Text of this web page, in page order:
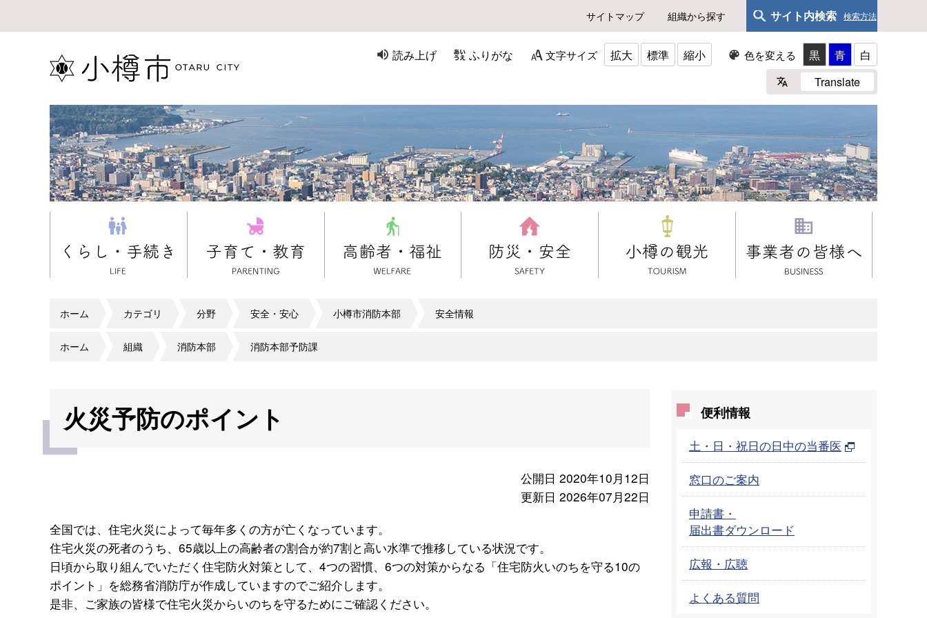
サイトマップ 組織から探す サイト内検索 検索方法
読み上げ ふりがな 文字サイズ 拡大 標準 縮小 色を変える 黒 青
白
Translate
ホーム カテゴリ 分野 安全・安心 小樽市消防本部 安全情報
ホーム 組織 消防本部 消防本部予防課
火災予防のポイント
公開日 2020年10月12日
更新日 2026年07月22日
全国では、住宅火災によって毎年多くの方が亡くなっています。
住宅火災の死者のうち、65歳以上の高齢者の割合が約7割と高い水準で推移している状況です。
日頃から取り組んでいただく住宅防火対策として、4つの習慣、6つの対策からなる「住宅防火いのちを守る10の
ポイント」を総務省消防庁が作成していますのでご紹介します。
是非、ご家族の皆様で住宅火災からいのちを守るためにご確認ください。
便利情報
土・日・祝日の日中の当番医
窓口のご案内
申請書・
届出書ダウンロード
広報・広聴
よくある質問